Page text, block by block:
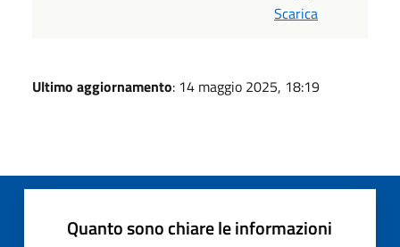
Scarica
Ultimo aggiornamento: 14 maggio 2025, 18:19
Quanto sono chiare le informazioni